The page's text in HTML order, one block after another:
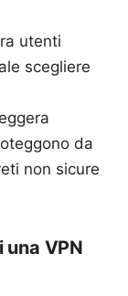
utenti
scegliere
da
non sicure
una VPN